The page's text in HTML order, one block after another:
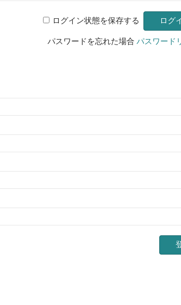
ログイン状態を保存する
パスワードを忘れた場合 パスワード